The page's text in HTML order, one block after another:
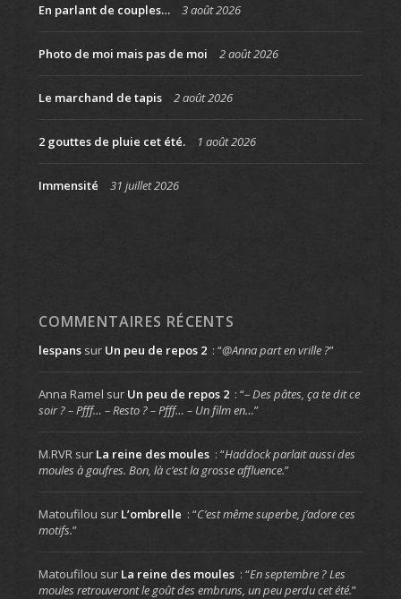
En parlant de couples… 3 août 2026
Photo de moi mais pas de moi 2 août 2026
Le marchand de tapis 2 août 2026
2 gouttes de pluie cet été. 1 août 2026
Immensité 31 juillet 2026
COMMENTAIRES RÉCENTS
lespanssur Un peu de repos 2 : “@Anna part en vrille ?”
Anna Ramel sur Un peu de repos 2 : “– Des pâtes, ça te dit ce
soir ? – Pfff… – Resto ? – Pfff… – Un film en…”
M.RVR sur La reine des moules : “Haddock parlait aussi des
moules à gaufres. Bon, là c’est la grosse affluence.”
Matoufilou sur L’ombrelle : “C’est même superbe, j’adore ces
motifs.”
Matoufilou sur La reine des moules : “En septembre ? Les
moules retrouveront le goût des embruns, un peu perdu cet été.”